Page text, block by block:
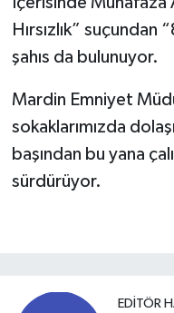
Hırsızlık” suçundan
şahıs da bulunuyor.
Mardin Emniyet
sokaklarımızda
başından bu yana
sürdürüyor.
EDITÖR